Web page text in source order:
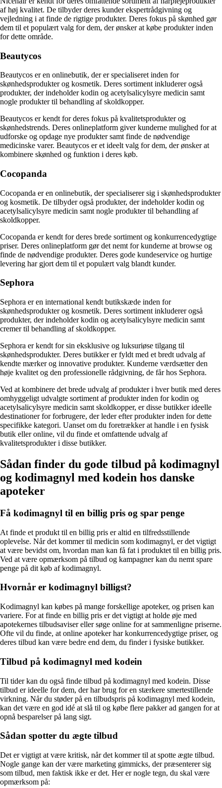
af høj kvalitet. De tilbyder deres kunder ekspertrådgivning og
vejledning i at finde de rigtige produkter. Deres fokus på skønhed gør
dem til et populært valg for dem, der ønsker at købe produkter inden
for dette område.
Beautycos
Beautycos er en onlinebutik, der er specialiseret inden for
skønhedsprodukter og kosmetik. Deres sortiment inkluderer også
produkter, der indeholder kodin og acetylsalicylsyre medicin samt
nogle produkter til behandling af skoldkopper.
Beautycos er kendt for deres fokus på kvalitetsprodukter og
skønhedstrends. Deres onlineplatform giver kunderne mulighed for at
udforske og opdage nye produkter samt finde de nødvendige
medicinske varer. Beautycos er et ideelt valg for dem, der ønsker at
kombinere skønhed og funktion i deres køb.
Cocopanda
Cocopanda er en onlinebutik, der specialiserer sig i skønhedsprodukter
og kosmetik. De tilbyder også produkter, der indeholder kodin og
acetylsalicylsyre medicin samt nogle produkter til behandling af
skoldkopper.
Cocopanda er kendt for deres brede sortiment og konkurrencedygtige
priser. Deres onlineplatform gør det nemt for kunderne at browse og
finde de nødvendige produkter. Deres gode kundeservice og hurtige
levering har gjort dem til et populært valg blandt kunder.
Sephora
Sephora er en international kendt butikskæde inden for
skønhedsprodukter og kosmetik. Deres sortiment inkluderer også
produkter, der indeholder kodin og acetylsalicylsyre medicin samt
cremer til behandling af skoldkopper.
Sephora er kendt for sin eksklusive og luksuriøse tilgang til
skønhedsprodukter. Deres butikker er fyldt med et bredt udvalg af
kendte mærker og innovative produkter. Kunderne værdsætter den
høje kvalitet og den professionelle rådgivning, de får hos Sephora.
Ved at kombinere det brede udvalg af produkter i hver butik med deres
omhyggeligt udvalgte sortiment af produkter inden for kodin og
acetylsalicylsyre medicin samt skoldkopper, er disse butikker ideelle
destinationer for forbrugere, der leder efter produkter inden for dette
specifikke kategori. Uanset om du foretrækker at handle i en fysisk
butik eller online, vil du finde et omfattende udvalg af
kvalitetsprodukter i disse butikker.
Sådan finder du gode tilbud på kodimagnyl
og kodimagnyl med kodein hos danske
apoteker
Få kodimagnyl til en billig pris og spar penge
At finde et produkt til en billig pris er altid en tilfredsstillende
oplevelse. Når det kommer til medicin som kodimagnyl, er det vigtigt
at være bevidst om, hvordan man kan få fat i produktet til en billig pris.
Ved at være opmærksom på tilbud og kampagner kan du nemt spare
penge på dit køb af kodimagnyl.
Hvornår er kodimagnyl billigst?
Kodimagnyl kan købes på mange forskellige apoteker, og prisen kan
variere. For at finde en billig pris er det vigtigt at holde øje med
apotekernes tilbudsaviser eller søge online for at sammenligne priserne.
Ofte vil du finde, at online apoteker har konkurrencedygtige priser, og
deres tilbud kan være bedre end dem, du finder i fysiske butikker.
Tilbud på kodimagnyl med kodein
Til tider kan du også finde tilbud på kodimagnyl med kodein. Disse
tilbud er ideelle for dem, der har brug for en stærkere smertestillende
virkning. Når du støder på en tilbudspris på kodimagnyl med kodein,
kan det være en god idé at slå til og købe flere pakker ad gangen for at
opnå besparelser på lang sigt.
Sådan spotter du ægte tilbud
Det er vigtigt at være kritisk, når det kommer til at spotte ægte tilbud.
Nogle gange kan der være marketing gimmicks, der præsenterer sig
som tilbud, men faktisk ikke er det. Her er nogle tegn, du skal være
opmærksom på: